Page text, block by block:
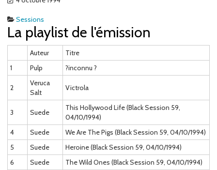
Sessions
La playlist de l'émission
Auteur
Titre
1
Pulp ?inconnu ?
2
Veruca
Salt
Victrola
3 Suede
This Hollywood Life (Black Session 59,
04/10/1994)
4
Suede
We Are The Pigs (Black Session 59, 04/10/1994)
5
Suede
Heroine (Black Session 59, 04/10/1994)
6
Suede The Wild Ones (Black Session 59, 04/10/1994)